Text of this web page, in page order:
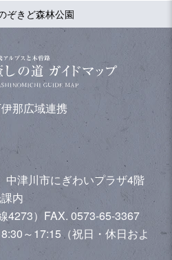
ぞきど森林公園
那広域連携
津川市にぎわいプラザ4階
内
） FAX. 0573-65-3367
～17:15（祝日・休日およ